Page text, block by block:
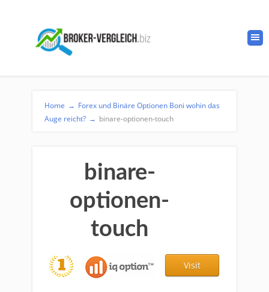
Home → Forex und Binäre Optionen Boni wohin das
Auge reicht? → binare-optionen-touch
binare-
optionen-
touch
Visit